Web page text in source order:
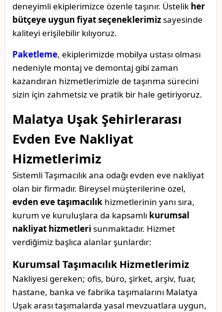
deneyimli ekiplerimizce özenle taşınır. Üstelik her
bütçeye uygun fiyat seçeneklerimizsayesinde
kaliteyi erişilebilir kılıyoruz.
Paketleme, ekiplerimizde mobilya ustası olması
nedeniyle montaj ve demontaj gibi zaman
kazandıran hizmetlerimizle de taşınma sürecini
sizin için zahmetsiz ve pratik bir hale getiriyoruz.
Malatya Uşak Şehirlerarası
Evden Eve Nakliyat
Hizmetlerimiz
Sistemli Taşımacılık ana odağı evden eve nakliyat
olan bir firmadır. Bireysel müşterilerine özel,
evden eve taşımacılık hizmetlerinin yanı sıra,
kurum ve kuruluşlara da kapsamlı kurumsal
nakliyat hizmetleri sunmaktadır. Hizmet
verdiğimiz başlıca alanlar şunlardır:
Kurumsal Taşımacılık Hizmetlerimiz
Nakliyesi gereken; ofis, büro, şirket, arşiv, fuar,
hastane, banka ve fabrika taşımalarını Malatya
Uşak arası taşımalarda yasal mevzuatlara uygun,